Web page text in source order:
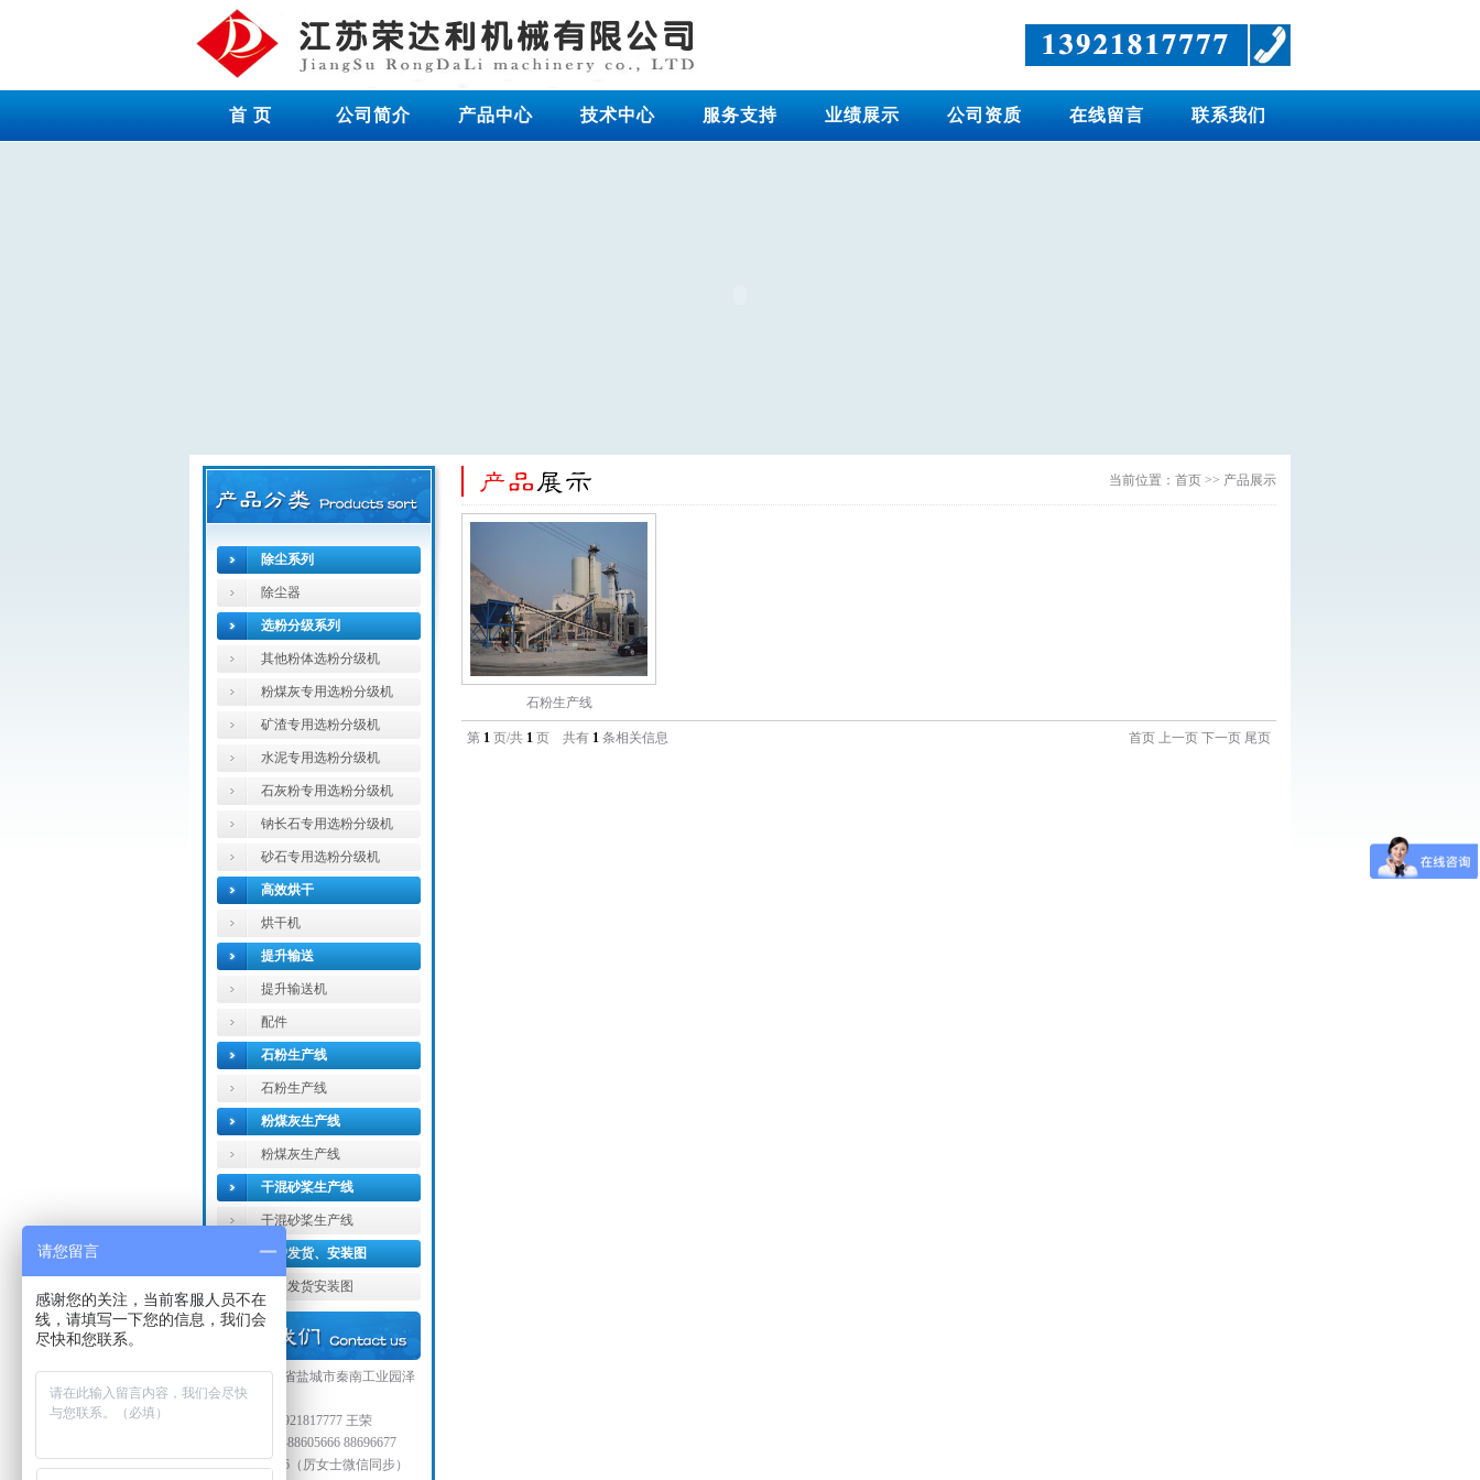
首 页 公司简介 产品中心 技术中心 服务支持 业绩展示 公司资质 在线留言 联系我们
除尘系列
除尘器
选粉分级系列
其他粉体选粉分级机
粉煤灰专用选粉分级机
矿渣专用选粉分级机
水泥专用选粉分级机
石灰粉专用选粉分级机
钠长石专用选粉分级机
砂石专用选粉分级机
高效烘干
烘干机
提升输送
提升输送机
配件
石粉生产线
石粉生产线
粉煤灰生产线
粉煤灰生产线
干混砂桨生产线
干混砂桨生产线
客户发货、安装图
部分发货安装图
地址：江苏省盐城市秦南工业园泽
夫南路11号
联系人：13921817777 王荣
电话：0515-88605666 88696677
18936335856（厉女士微信同步）
当前位置： 首页 >> 产品展示
石粉生产线
第 1 页/共 1 页 共有 1 条相关信息 首页 上一页 下一页 尾页
请您留言
感谢您的关注，当前客服人员不在
线，请填写一下您的信息，我们会
尽快和您联系。